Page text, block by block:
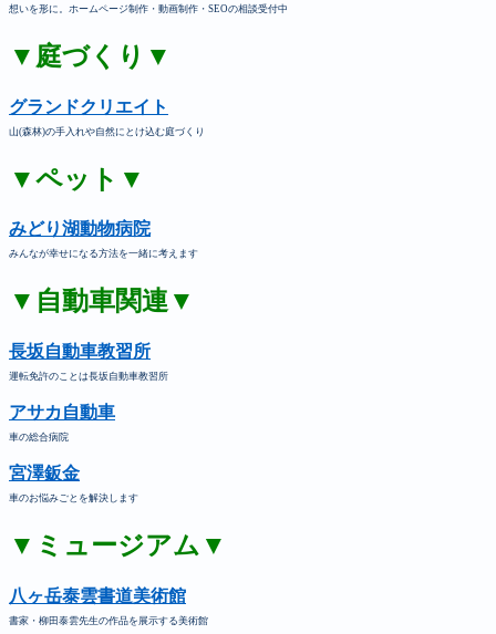
想いを形に。ホームページ制作・動画制作・SEOの相談受付中
▼庭づくり▼
グランドクリエイト
山(森林)の手入れや自然にとけ込む庭づくり
▼ペット▼
みどり湖動物病院
みんなが幸せになる方法を一緒に考えます
▼自動車関連▼
長坂自動車教習所
運転免許のことは長坂自動車教習所
アサカ自動車
車の総合病院
宮澤鈑金
車のお悩みごとを解決します
▼ミュージアム▼
八ヶ岳泰雲書道美術館
書家・柳田泰雲先生の作品を展示する美術館